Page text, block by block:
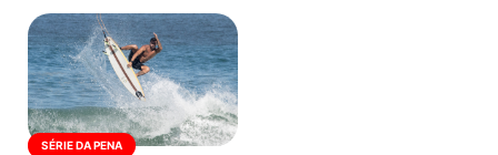
SÉRIE DA PENA